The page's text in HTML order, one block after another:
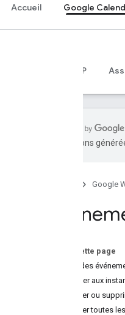
Accueil Google
Serveur MCP
traductions
Google
Sur cette page
Créer des
Accéder aux
Modifier ou
Modifier toutes